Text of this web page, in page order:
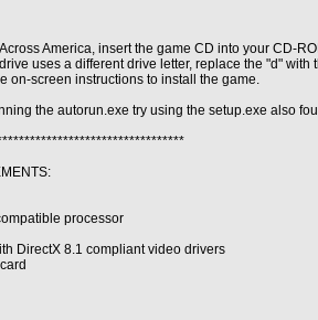
America, insert the game CD into your CD-
uses a different drive letter, replace the "d"
on-screen instructions to install the game.
the autorun.exe try using the setup.exe also
processor
DirectX 8.1 compliant video drivers